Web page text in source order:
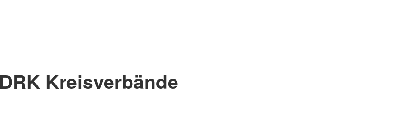
DRK Kreisverbände